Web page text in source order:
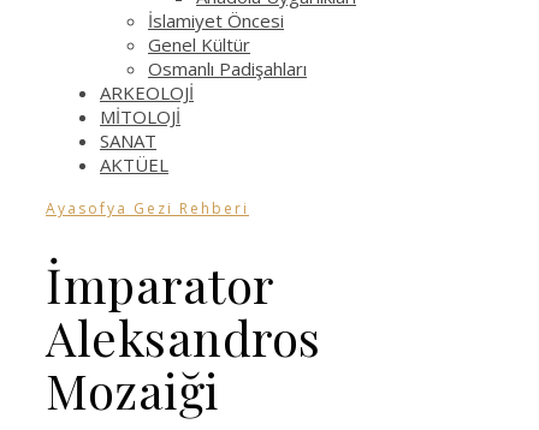
İslamiyet Öncesi
Genel Kültür
Osmanlı Padişahları
ARKEOLOJİ
MİTOLOJİ
SANAT
AKTÜEL
Ayasofya Gezi Rehberi
İmparator
Aleksandros
Mozaiği